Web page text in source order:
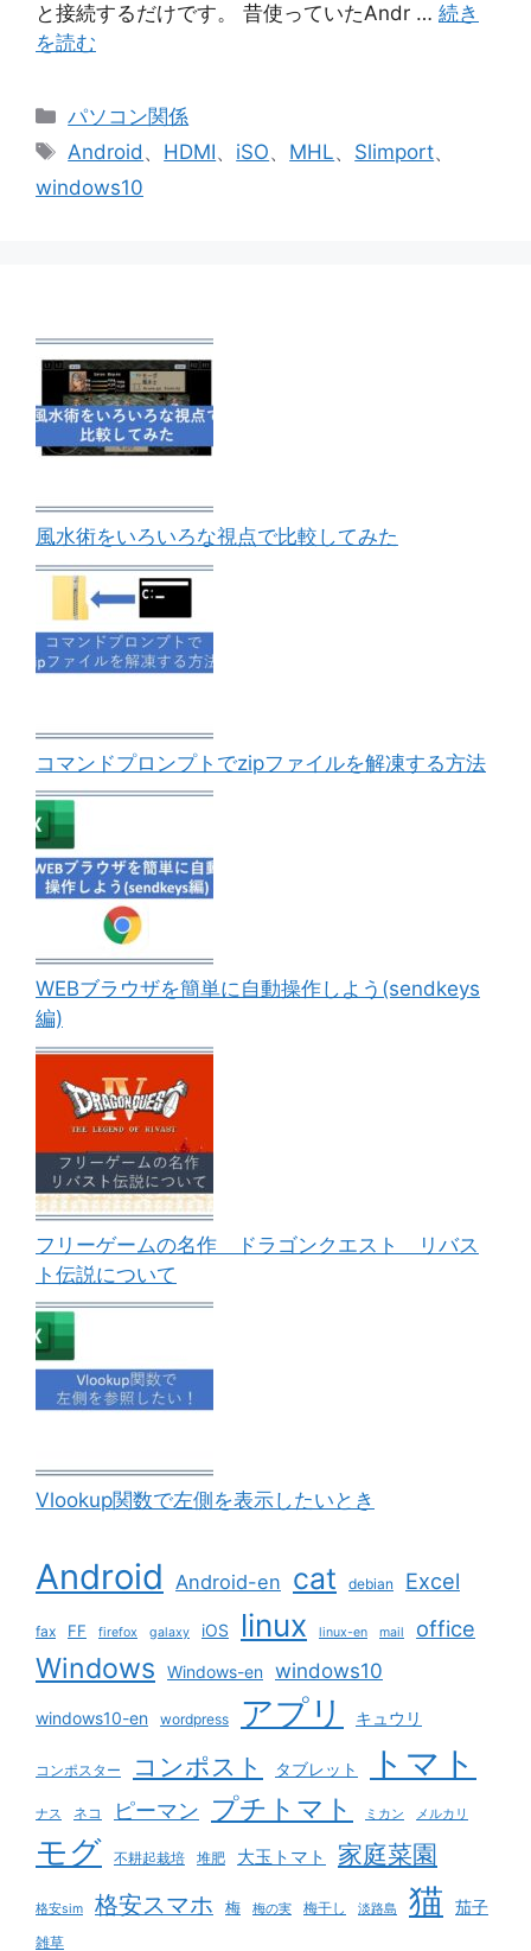
と接続するだけです。 昔使っていたAndr … 続き
を読む
カ
テ
リ
パソコン関係
タ
グ
Android 、 HDMI、 iSO、 MHL、 Slimport、
windows10
風水術をいろいろな視点で比較してみた
コマンドプロンプトでzipファイルを解凍する方法
WEBブラウザを簡単に自動操作しよう(sendkeys
編)
フリーゲームの名作 ドラゴンクエスト リバス
ト伝説について
Vlookup関数で左側を表示したいとき
Android Android-en cat debian Excel
fax FF firefox galaxy iOS linux linux-en mail office
Windows Windows-en windows10
windows10-en wordpress アプリ キュウリ
コンポスター コンポスト タブレット トマト
ナス ネコ ピーマン プチトマト ミカン メルカリ
モグ 不耕起栽培 堆肥 大玉トマト 家庭菜園
格安sim 格安スマホ 梅 梅の実 梅干し 淡路島 猫 茄子
雑草